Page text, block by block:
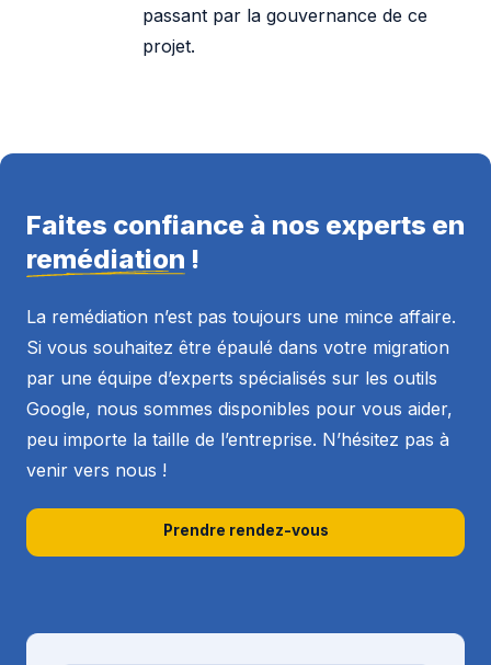
passant par la gouvernance de ce
projet.
Faites confiance à nos experts en
remédiation !
La remédiation n’est pas toujours une mince affaire.
Si vous souhaitez être épaulé dans votre migration
par une équipe d’experts spécialisés sur les outils
Google, nous sommes disponibles pour vous aider,
peu importe la taille de l’entreprise. N’hésitez pas à
venir vers nous !
Prendre rendez-vous